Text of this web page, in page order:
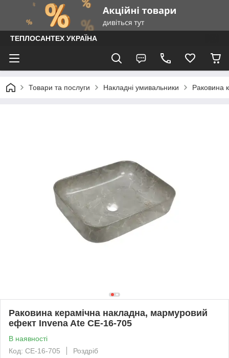
ТЕПЛОСАНТЕХ УКРАЇНА
Товари та послуги Накладні умивальники Раковина
Раковина керамічна накладна, мармуровий
ефект Invena Ate CE-16-705
В наявності
Код: CE-16-705
Роздріб